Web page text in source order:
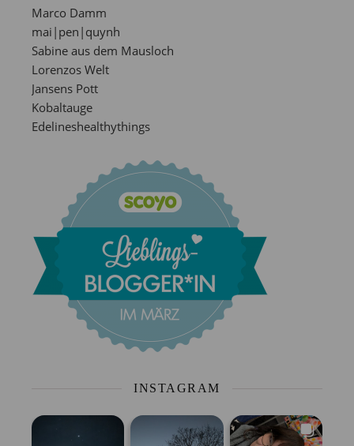
Marco Damm
mai|pen|quynh
Sabine aus dem Mausloch
Lorenzos Welt
Jansens Pott
Kobaltauge
Edelineshealthythings
INSTAGRAM